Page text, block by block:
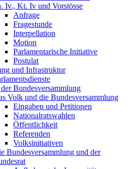
Iv., Kt. Iv und Vorstösse
Anfrage
Fragestunde
Interpellation
Motion
Parlamentarische Initiative
Postulat
und Infrastruktur
Bundesversammlung
Volk und die Bundesversammlung
Eingaben und Petitionen
Nationalratswahlen
Öffentlichkeit
Referenden
Volksinitiativen
Bundesversammlung und der